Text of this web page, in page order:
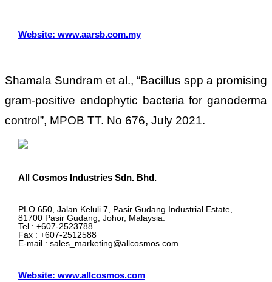
Website: www.aarsb.com.my
Shamala Sundram et al., “Bacillus spp a promising
gram-positive endophytic bacteria for ganoderma
control”, MPOB TT. No 676, July 2021.
All Cosmos Industries Sdn. Bhd.
PLO 650, Jalan Keluli 7, Pasir Gudang Industrial Estate,
81700 Pasir Gudang, Johor, Malaysia.
Tel : +607-2523788
Fax : +607-2512588
E-mail : sales_marketing@allcosmos.com
Website: www.allcosmos.com